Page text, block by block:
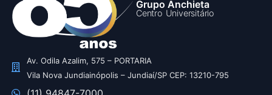
Grupo Anchieta
Centro Universitário
Av. Odila Azalim, 575 – PORTARIA
Vila Nova Jundiainópolis – Jundiaí/SP CEP: 13210-795